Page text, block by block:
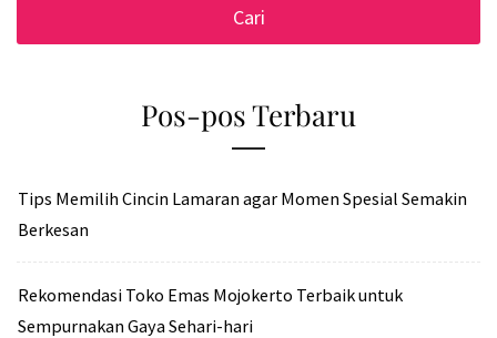
Pos-pos Terbaru
Tips Memilih Cincin Lamaran agar Momen Spesial Semakin
Berkesan
Rekomendasi Toko Emas Mojokerto Terbaik untuk
Sempurnakan Gaya Sehari-hari